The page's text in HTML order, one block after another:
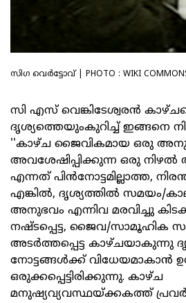
സിഗ വെർട്ടോവ് | PHOTO : WIKI
സി എസ് വെങ്കിടേശ്വരൻ
ദൃശ്യത്തെയുംകുറിച്ച് ഇങ്ങനെ
''കാഴ്ച ജൈവികമായ ഒരു
അവശേഷിപ്പിക്കുന്ന ഒരു
എന്നത് പിൻനോട്ടമില്ലാത്ത,
എങ്കിൽ, ദൃശ്യത്തിൽ സമയം/
അനുഭവം എന്നിവ മരവിച്ചു
നഷ്ടപ്പെട്ട, ജൈവ/സാമൂഹിക
അടർത്തപ്പെട്ട കാഴ്ചയാകുന്നു
നോട്ടങ്ങൾക്ക് വിധേയമാകാൻ
ഒരുക്കപ്പെട്ടിരിക്കുന്നു. കാഴ്ച
മനുഷ്യവ്യവസ്ഥയ്ക്കകത്ത്